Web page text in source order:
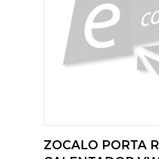
ZOCALO PORTA